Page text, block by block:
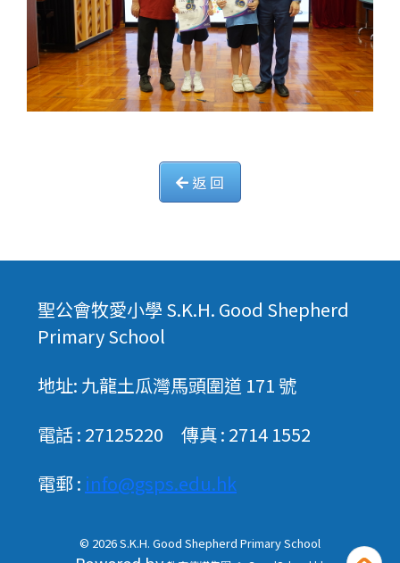
返 回
聖公會牧愛小學 S.K.H. Good Shepherd
Primary School
地址: 九龍土瓜灣馬頭圍道 171 號
電話 : 27125220 傳真 : 2714 1552
電郵 : info@gsps.edu.hk
© 2026S.K.H. Good Shepherd Primary School